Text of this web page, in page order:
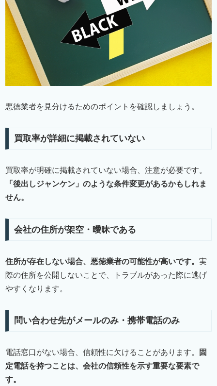
悪徳業者を見分けるためのポイントを確認しましょう。
買取率が詳細に掲載されていない
買取率が明確に掲載されていない場合、注意が必要です。
「後出しジャンケン」のような条件変更があるかもしれま
せん。
会社の住所が架空・曖昧である
住所が存在しない場合、悪徳業者の可能性が高いです。 実
際の住所を公開しないことで、トラブルがあった際に逃げ
やすくなります。
問い合わせ先がメールのみ・携帯電話のみ
電話窓口がない場合、信頼性に欠けることがあります。
固
定電話を持つことは、会社の信頼性を示す重要な要素で
す。